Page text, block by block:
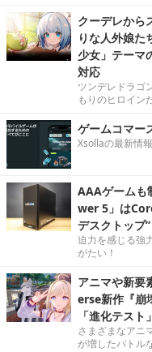
クーデレから
りな人外娘た
少女」テーマ
対応
ツンデレドラゴ
もりのヒロイン
ゲームコマー
Xsollaの最新情
AAAゲームも
wer 5」は
デスクトップ”
迫力を感じる強
がたい！
アニマや新要
erse新作『崩
「進化テスト
さまざまなアニ
が増したバトル